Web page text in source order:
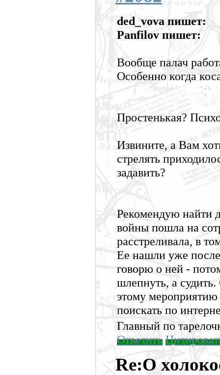
ded_vova пишет:
Panfilov пишет:
Вообще палач
Особенно когда
Простенькая?
Извините, а Вам
стрелять
задавить?
Рекомендую найти
войны пошла на
расстреливала, в
Ее нашли уже
говорю о ней -
шлепнуть, а
этому
поискать по
Главный по
Ответить
Re:О